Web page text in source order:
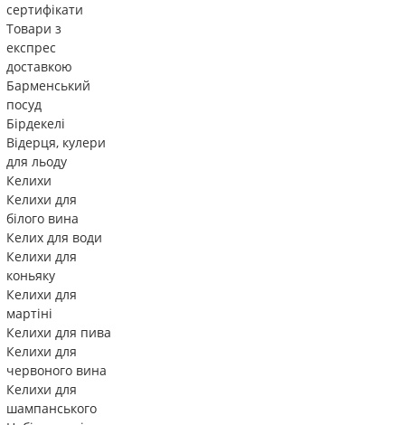
сертифікати
Товари з
експрес
доставкою
Барменський
посуд
Бірдекелі
Відерця, кулери
для льоду
Келихи
Келихи для
білого вина
Келих для води
Келихи для
коньяку
Келихи для
мартіні
Келихи для пива
Келихи для
червоного вина
Келихи для
шампанського